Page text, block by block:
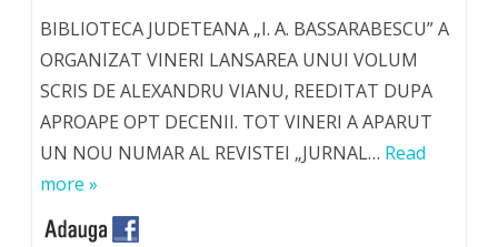
BIBLIOTECA JUDETEANA „I. A. BASSARABESCU” A
ORGANIZAT VINERI LANSAREA UNUI VOLUM
SCRIS DE ALEXANDRU VIANU, REEDITAT DUPA
APROAPE OPT DECENII. TOT VINERI A APARUT
UN NOU NUMAR AL REVISTEI „JURNAL… Read
more »